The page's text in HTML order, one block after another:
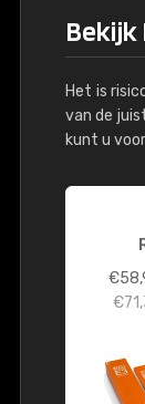
Bekijk
Het is
van de
kunt u
€
€